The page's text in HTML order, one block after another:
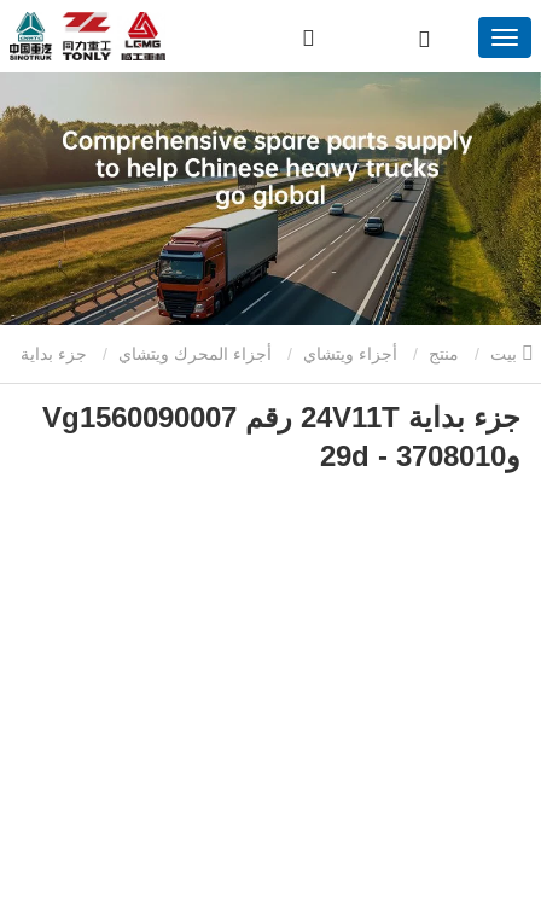
منتج أجزاء ويتشاي أجزاء المحرك ويتشاي جزء بداية
24V11T رقم Vg1560090007 و3708010 - 29d
جزء بداية 24V11T رقم Vg1560090007
و3708010 - 29d